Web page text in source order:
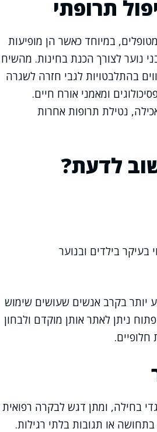
תרופתי
במיוחד כאשר הן מופיעות
נוער לצורך הכנת בחינות. מהשיח
בהתלבטויות לגבי חזרה לשגרה
ומאמני אורח חיים.
נטילת תרופות אחרות
לדעת?
בעיקר בילדים ובנוער
יותר בקרב אנשים שעושים שימוש
ניתן לאתר אותן מוקדם ולבחון
בחילה, ומתן דגש לבקרה רפואית
או תגובות בלתי רגילות.